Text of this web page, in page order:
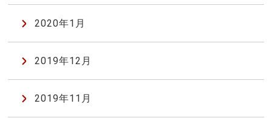
2020年1月
2019年12月
2019年11月